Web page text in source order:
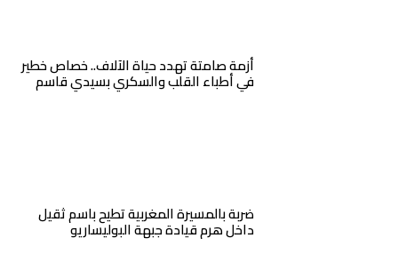
أزمة صامتة تهدد حياة الآلاف.. خصاص خطير
في أطباء القلب والسكري بسيدي قاسم
ضربة بالمسيرة المغربية تطيح باسم ثقيل
داخل هرم قيادة جبهة البوليساريو